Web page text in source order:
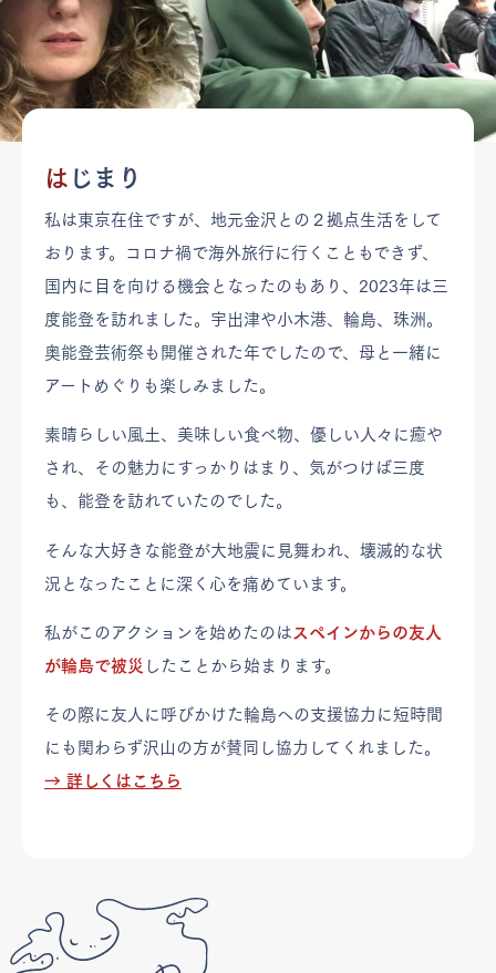
は じまり
私は東京在住ですが、地元金沢との２拠点生活をして
おります。コロナ禍で海外旅行に行くこともできず、
国内に目を向ける機会となったのもあり、2023年は三
度能登を訪れました。宇出津や小木港、輪島、珠洲。
奥能登芸術祭も開催された年でしたので、母と一緒に
アートめぐりも楽しみました。
素晴らしい風土、美味しい食べ物、優しい人々に癒や
され、その魅力にすっかりはまり、気がつけば三度
も、能登を訪れていたのでした。
そんな大好きな能登が大地震に見舞われ、壊滅的な状
況となったことに深く心を痛めています。
私がこのアクションを始めたのは スペインからの友人
が輪島で被災 したことから始まります。
その際に友人に呼びかけた輪島への支援協力に短時間
にも関わらず沢山の方が賛同し協力してくれました。
→ 詳しくはこちら